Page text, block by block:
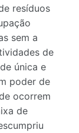
resíduos
sem a
de
única e
poder de
ocorrem
de